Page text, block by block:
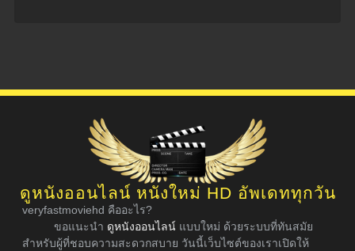
ดูหนังออนไลน์ หนังใหม่ HD อัพเดททุกวัน
veryfastmoviehd คืออะไร?
ขอแนะนำ ดูหนังออนไลน์ แบบใหม่ ด้วยระบบที่ทันสมัย
สำหรับผู้ที่ชอบความสะดวกสบาย วันนี้เว็บไซต์ของเราเปิดให้